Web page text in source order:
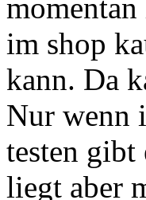
im shop
kann. Da
Nur wenn
testen
liegt aber